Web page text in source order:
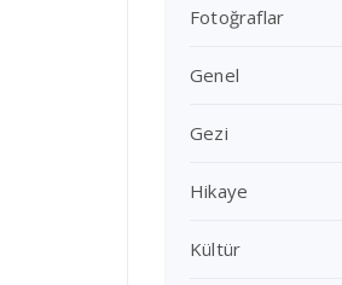
Fotoğraflar
Genel
Gezi
Hikaye
Kültür